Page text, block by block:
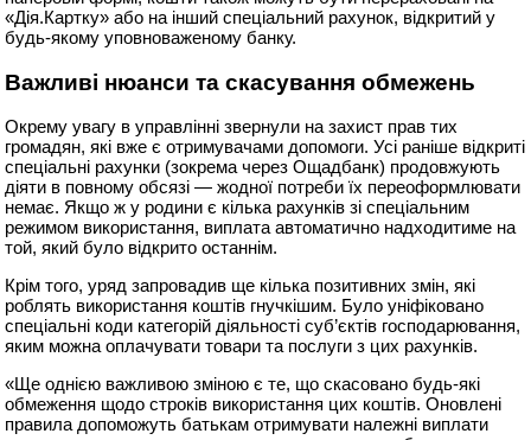
«Дія.Картку» або на інший спеціальний рахунок, відкритий у
будь-якому уповноваженому банку.
Важливі нюанси та скасування обмежень
Окрему увагу в управлінні звернули на захист прав тих
громадян, які вже є отримувачами допомоги. Усі раніше відкриті
спеціальні рахунки (зокрема через Ощадбанк) продовжують
діяти в повному обсязі — жодної потреби їх переоформлювати
немає. Якщо ж у родини є кілька рахунків зі спеціальним
режимом використання, виплата автоматично надходитиме на
той, який було відкрито останнім.
Крім того, уряд запровадив ще кілька позитивних змін, які
роблять використання коштів гнучкішим. Було уніфіковано
спеціальні коди категорій діяльності суб’єктів господарювання,
яким можна оплачувати товари та послуги з цих рахунків.
«Ще однією важливою зміною є те, що скасовано будь-які
обмеження щодо строків використання цих коштів. Оновлені
правила допоможуть батькам отримувати належні виплати